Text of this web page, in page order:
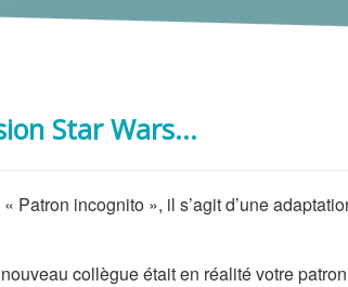
Star Wars...
Patron incognito », il s’agit d’une
collègue était en réalité votre